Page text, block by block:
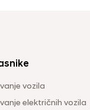
vozila
električnih vozila